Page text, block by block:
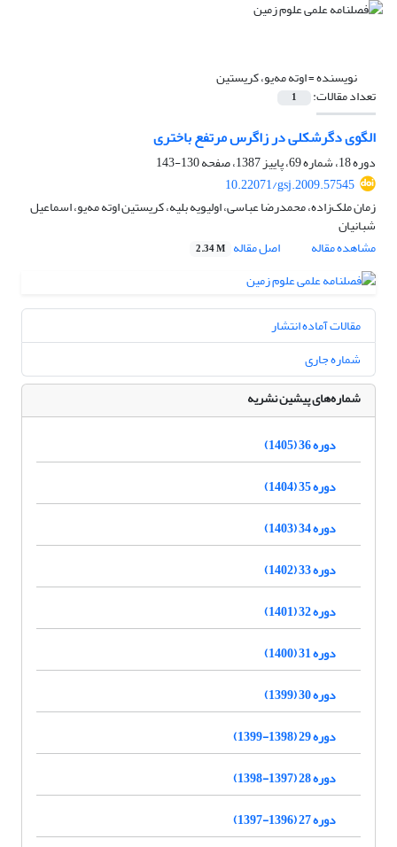
نویسنده =اوته مه‌یو، کریستین
تعداد مقالات: 1
الگوی دگر‌شکلی در زاگرس مرتفع باختری
دوره 18، شماره 69، پاییز 1387، صفحه
130-143
10.22071/gsj.2009.57545
زمان ملک‌زاده، محمد‌رضا عباسی، اولیویه بلیه، کریستین اوته مه‌یو، اسماعیل
شبانیان
مشاهده مقاله
اصل مقاله 2.34 M
مقالات آماده انتشار
شماره جاری
شماره‌های پیشین نشریه
دوره 36 (1405)
دوره 35 (1404)
دوره 34 (1403)
دوره 33 (1402)
دوره 32 (1401)
دوره 31 (1400)
دوره 30 (1399)
دوره 29 (1398-1399)
دوره 28 (1397-1398)
دوره 27 (1396-1397)